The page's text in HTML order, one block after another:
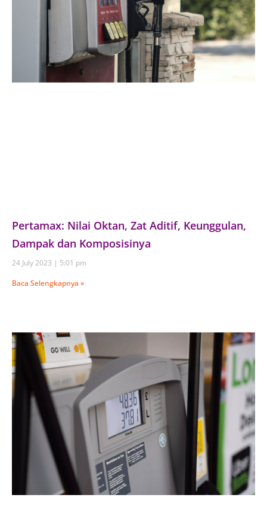
Pertamax: Nilai Oktan, Zat Aditif, Keunggulan,
Dampak dan Komposisinya
24 July 2023
5:01 pm
Baca Selengkapnya »